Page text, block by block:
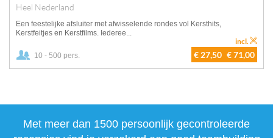
Heel Nederland
Een feestelijke afsluiter met afwisselende rondes vol Kersthits,
Kerstfeitjes en Kerstfilms. Iederee...
10 - 500 pers. € 27,50 € 71,00
incl.
Met meer dan 1500 persoonlijk gecontroleerde